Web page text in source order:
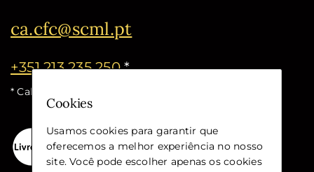
ca.cfc@scml.pt
+351 213 235 250*
* Call cost for the national fixed network
Cookies
Usamos cookies para garantir que
oferecemos a melhor experiência no nosso
site. Você pode escolher apenas os cookies